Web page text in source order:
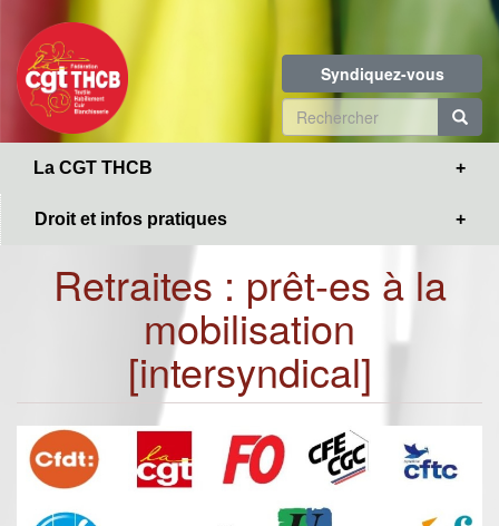
contenu
principal
Syndiquez-vous
Formulaire
de
La CGT THCB
Droit et infos pratiques
Retraites : prêt-es à la
mobilisation
[intersyndical]